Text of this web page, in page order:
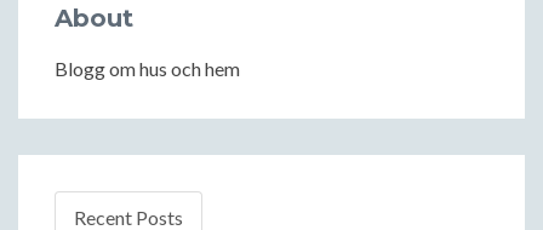
About
Blogg om hus och hem
Recent Posts